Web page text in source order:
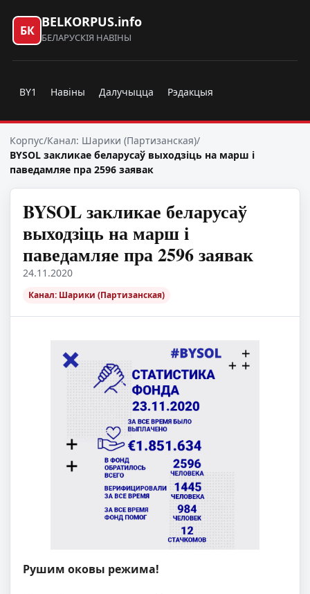
БК
BELKORPUS.info
БЕЛАРУСКІЯ НАВІНЫ
BY1 Навіны Далучыцца Рэдакцыя
Корпус/Канал: Шарики (Партизанская)/
BYSOL закликае беларусаў выходзіць на марш і
паведамляе пра 2596 заявак
BYSOL закликае беларусаў
выходзіць на марш і
паведамляе пра 2596 заявак
24.11.2020
Канал: Шарики (Партизанская)
Рушим оковы режима!